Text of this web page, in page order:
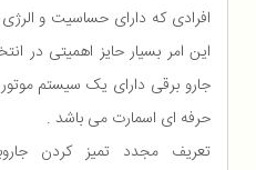
افرادی که دارای حساسیت و
این امر بسیار حایز اهمیتی در
حرفه ای اسمارت می باشد .